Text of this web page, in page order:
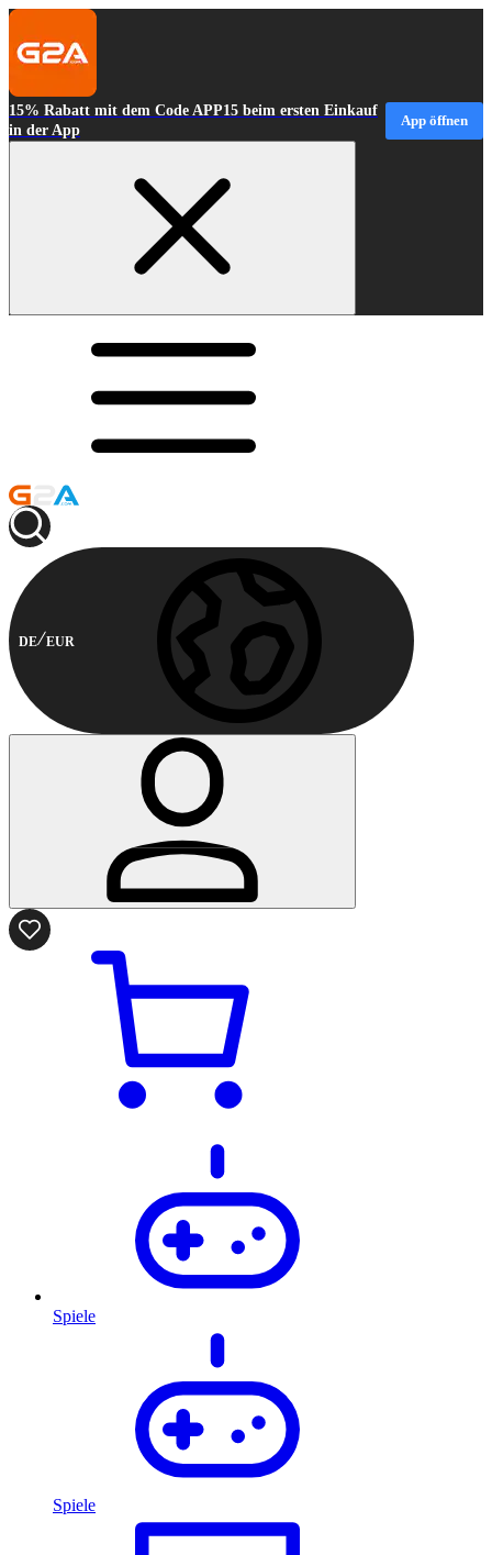
15% Rabatt mit dem Code APP15 beim ersten Einkauf
in der App
App öffnen
DE EUR
Spiele
Spiele